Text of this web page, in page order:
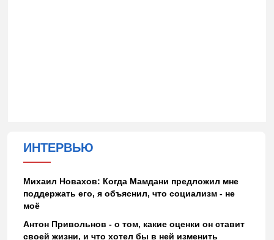
ИНТЕРВЬЮ
Михаил Новахов: Когда Мамдани предложил мне
поддержать его, я объяснил, что социализм - не
моё
Антон Привольнов - о том, какие оценки он ставит
своей жизни, и что хотел бы в ней изменить